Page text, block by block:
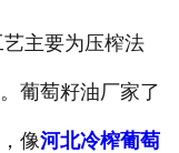
主要为压榨法
葡萄籽油厂家了
像河北冷榨葡萄